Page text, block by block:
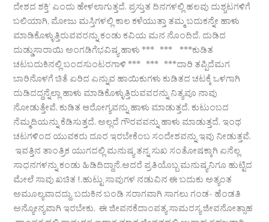
ದೇಶದ ಶಕ್ತಿ’ ಎಂದು ಹೇಳಲಾಗುತ್ತದೆ. ಪ್ರಸ್ತುತ ದಿನಗಳಲ್ಲಿ ಹಲವು ದುಶ್ಚಟಗಳಿಗೆ
ಬಲಿಯಾಗಿ, ಮೋಜು ಮಸ್ತಿಗಳಲ್ಲಿ ಕಾಲ ಕಳೆಯುತ್ತಾ ತಮ್ಮ ಬದುಕನ್ನೇ ಹಾಳು
ಮಾಡಿಕೊಳ್ಳುತ್ತಿರುವವರನ್ನು ಕಂಡು ಕವಿಯ ಮನ ನೊಂದಿದೆ. ದುಡಿದ
ದುಡ್ಡುಸಾರಾಯಿ ಅಂಗಡಿಗೆಭವಿಷ್ಯ ಹಾಳು *** *** ***ಕುಡಿತ
ಚಟಬದುಕಿನಲ್ಲಿ ಬಂದಸುಂಟರಗಾಳಿ *** *** ***ದಾರಿ ತಪ್ಪಿದೆಮಗ
ಬಾರಿನೊಳಗೆ ಚಿತೆ ಏರಿದ ಎನ್ನುವ ಹಾಯಿಕುಗಳು ಕುಡಿತದ ಚಟಕ್ಕೆ ಒಳಗಾಗಿ
ದುಡಿದದ್ದನ್ನೆಲ್ಲಾ ಹಾಳು ಮಾಡಿಕೊಳ್ಳುತ್ತಿರುವವರನ್ನು ನಿತ್ಯವೂ ನಾವು
ನೋಡುತ್ತೇವೆ. ಕುಡಿತ ಆರೋಗ್ಯವನ್ನು ಹಾಳು ಮಾಡುತ್ತದೆ. ಕುಟುಂಬದ
ನೆಮ್ಮದಿಯನ್ನು ಕೆಡಿಸುತ್ತದೆ. ಅಲ್ಲದೆ ಗೌರವವನ್ನು ಹಾಳು ಮಾಡುತ್ತದೆ. ಇಂಥ
ಚಟಗಳಿಂದ ಯುವಕರು ದೂರ ಇರಬೇಕೆಂಬ ಸಂದೇಶವನ್ನು ಇವು ನೀಡುತ್ತವೆ.
ಇವತ್ತಿನ ತಾಂತ್ರಿಕ ಯುಗದಲ್ಲಿ ಮನುಷ್ಯ ತನ್ನ ಸುಖ ಸಂತೋಷಕ್ಕಾಗಿ ಏನೆಲ್ಲ
ಸಾಧನಗಳನ್ನು ಕಂಡು ಹಿಡಿದಿದ್ದಾನೆ.ಅದರೆ ಪ್ರತಿಯೊಬ್ಬ ಮನುಷ್ಯನಿಗೂ ಹುಟ್ಟಿದ
ಮೇಲೆ ಸಾವು ಖಚಿತ !.ಹುಟ್ಟು ಸಾವುಗಳ ನಡುವಿನ ಈ ಬದುಕು ಅತ್ಯಂತ
ಅಮೂಲ್ಯವಾದದ್ದು. ಬದುಕಿನ ಬಂಡಿ ಸರಾಗವಾಗಿ ಸಾಗಲು ಗಂಡ- ಹೆಂಡತಿ
ಅನ್ಯೋನ್ಯವಾಗಿ ಇರಬೇಕು. ಈ ಜೀವನಕೆದಾಂಪತ್ಯ ಸಾಮರಸ್ಯ ಜೀವನೋತ್ಸಾಹ